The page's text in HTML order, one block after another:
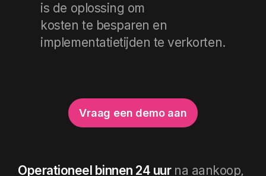
is de oplossing om
kosten te besparen en
implementatietijden te verkorten.
Vraag een demo aan
Operationeel binnen 24 uur na aankoop,